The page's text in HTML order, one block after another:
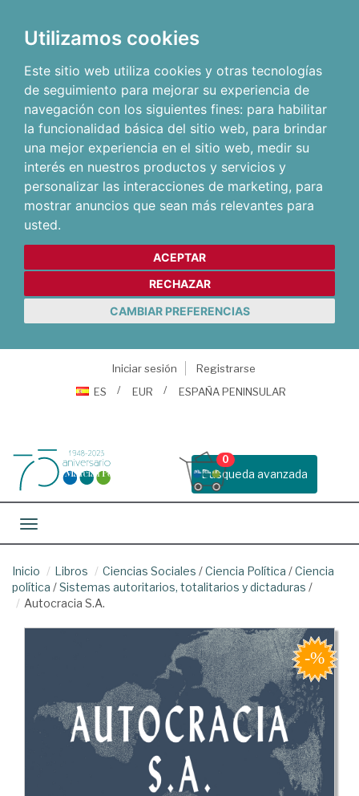
Utilizamos cookies
Este sitio web utiliza cookies y otras tecnologías
de seguimiento para mejorar su experiencia de
navegación con los siguientes fines: para habilitar
la funcionalidad básica del sitio web, para brindar
una mejor experiencia en el sitio web, medir su
interés en nuestros productos y servicios y
personalizar las interacciones de marketing, para
mostrar anuncios que sean más relevantes para
usted.
ACEPTAR
RECHAZAR
CAMBIAR PREFERENCIAS
Iniciar sesión
Registrarse
ES
EUR ESPAÑA PENINSULAR
Busqueda avanzada
0
Toggle navigation
Inicio Libros Ciencias Sociales /Ciencia Política /Ciencia
política /Sistemas autoritarios, totalitarios y dictaduras /
Autocracia S.A.